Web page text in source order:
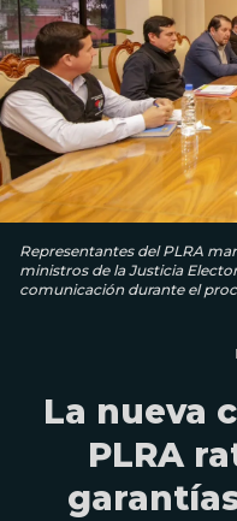
Representantes del PLRA
ministros de la Justicia
comunicación durante el
La nueva
PLRA